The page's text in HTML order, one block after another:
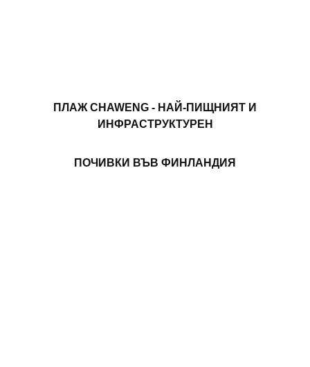
ПЛАЖ CHAWENG - НАЙ-ПИЩНИЯТ И
ИНФРАСТРУКТУРЕН
ПОЧИВКИ ВЪВ ФИНЛАНДИЯ